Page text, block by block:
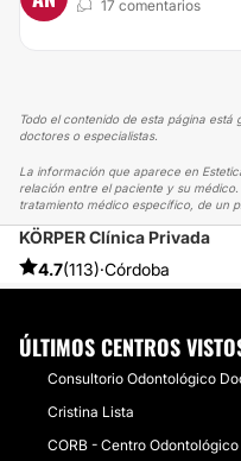
17 comentarios
Todo el contenido de esta página
doctores o especialistas.
La información que aparece en
relación entre el paciente y su
tratamiento médico específico, de un
KÖRPER Clínica Privada
4.7(113)·Córdoba
ESTETICAS EXPERIENCIAS
RECUPERÉ EL CABELLO CON
ÚLTIMOS CENTROS
Consultorio Odontológico
Cristina Lista
CORB - Centro Odontológico